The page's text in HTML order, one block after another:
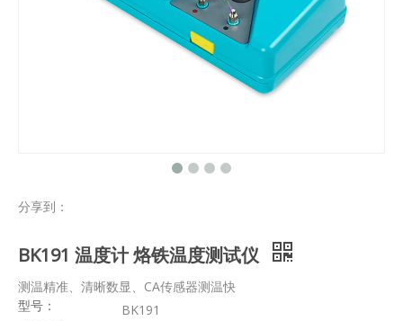
分享到：
BK191 温度计 烙铁温度测试仪
测温精准、清晰数显、CA传感器测温快
型号：
BK191